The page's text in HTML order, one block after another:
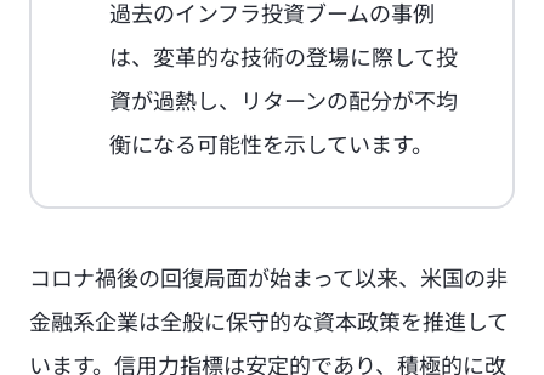
過去のインフラ投資ブームの事例
は、変革的な技術の登場に際して投
資が過熱し、リターンの配分が不均
衡になる可能性を示しています。
コロナ禍後の回復局面が始まって以来、米国の非
金融系企業は全般に保守的な資本政策を推進して
います。信用力指標は安定的であり、積極的に改